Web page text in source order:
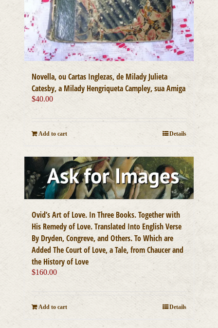
Novella, ou Cartas Inglezas, de Milady Julieta
Catesby, a Milady Hengriqueta Campley, sua Amiga
$40.00
Add to cart Details
Ovid’s Art of Love. In Three Books. Together with
His Remedy of Love. Translated Into English Verse
By Dryden, Congreve, and Others. To Which are
Added The Court of Love, a Tale, from Chaucer and
the History of Love
$160.00
Add to cart Details